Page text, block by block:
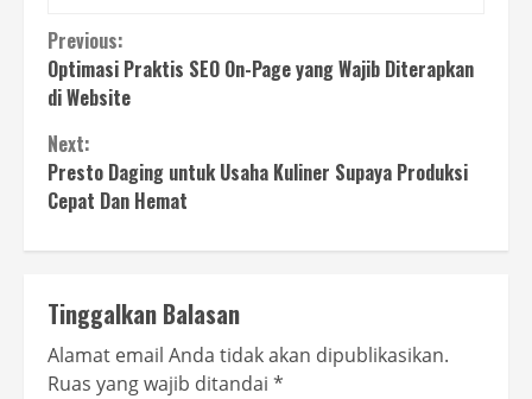
Continue
Reading
Previous:
Optimasi Praktis SEO On-Page yang Wajib Diterapkan
di Website
Next:
Presto Daging untuk Usaha Kuliner Supaya Produksi
Cepat Dan Hemat
Tinggalkan Balasan
Alamat email Anda tidak akan dipublikasikan.
Ruas yang wajib ditandai *